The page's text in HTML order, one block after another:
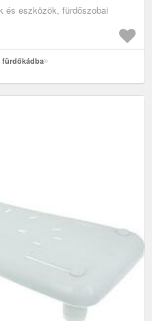
és eszközök, fürdőszobai
fürdőkádba